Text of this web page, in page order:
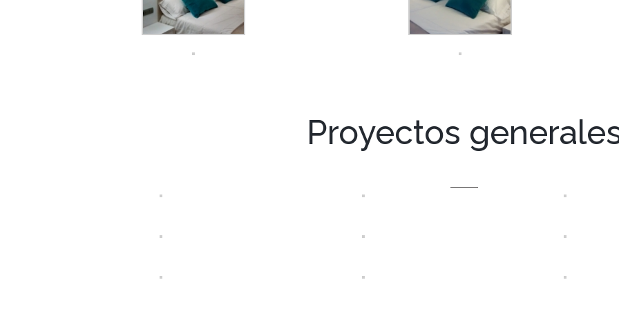
Proyectos